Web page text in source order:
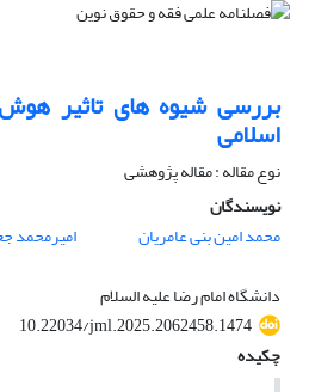
بررسی شیوه های تاثیر
اسلامی
نوع مقاله : مقاله پژوهشی
نویسندگان
محمد امین بنی عامریان
امیرمحمد
دانشگاه امام رضا علیه السلام
10.22034/jml.2025.2062458.1474
چکیده